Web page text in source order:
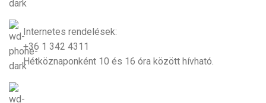
Internetes rendelések:
+36 1 342 4311
Hétköznaponként 10 és 16 óra között hívható.